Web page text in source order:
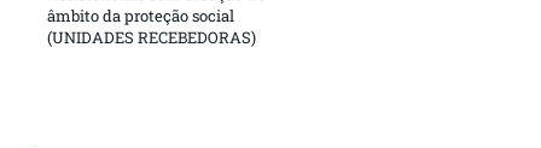
âmbito da proteção social
(UNIDADES RECEBEDORAS)